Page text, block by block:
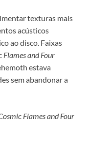
texturas mais
acústicos
ao disco. Faixas
Flames and Four
estava
sem abandonar a
Flames and Four